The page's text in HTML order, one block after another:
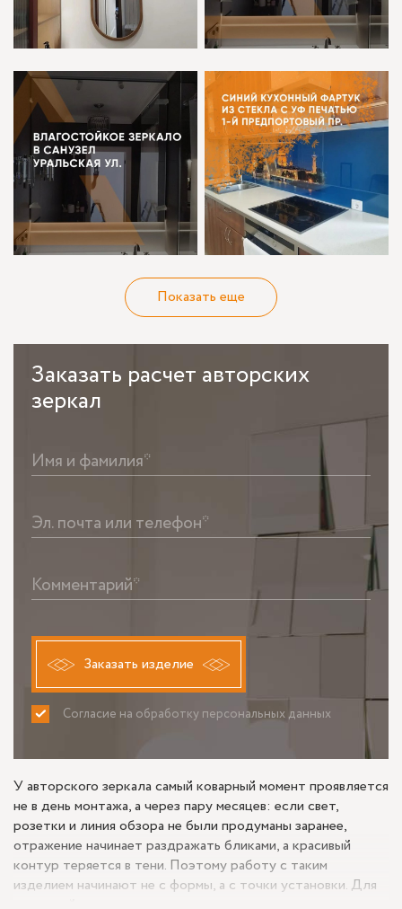
Показать еще
Заказать расчет авторских
зеркал
Имя и фамилия*
Эл. почта или телефон*
Комментарий*
Заказать изделие
Согласие на обработку персональных данных
ПРИНИМАЮ НЕ ПРИНИМАЮ
У авторского зеркала самый коварный момент проявляется
не в день монтажа, а через пару месяцев: если свет,
розетки и линия обзора не были продуманы заранее,
отражение начинает раздражать бликами, а красивый
контур теряется в тени. Поэтому работу с таким
изделием начинают не с формы, а с точки установки. Для